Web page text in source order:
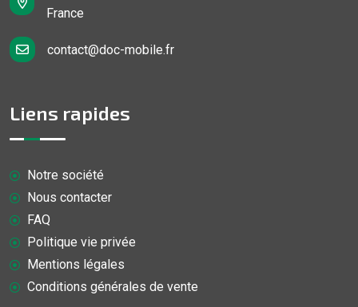
France
contact@doc-mobile.fr
Liens rapides
Notre société
Nous contacter
FAQ
Politique vie privée
Mentions légales
Conditions générales de vente